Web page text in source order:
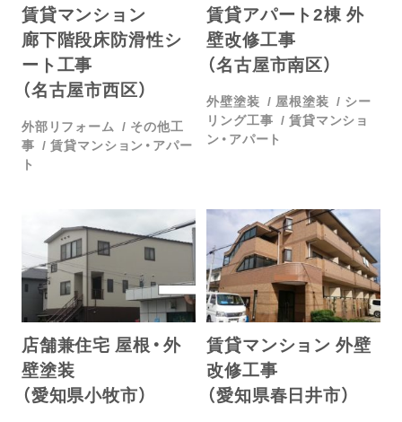
賃貸マンション
廊下階段床防滑性シ
ート工事
（名古屋市西区）
外部リフォーム
その他工
事
賃貸マンション・アパー
ト
賃貸アパート2棟 外
壁改修工事
（名古屋市南区）
外壁塗装 屋根塗装
シー
リング工事
賃貸マンショ
ン・アパート
店舗兼住宅 屋根・外
壁塗装
（愛知県小牧市）
賃貸マンション 外壁
改修工事
（愛知県春日井市）